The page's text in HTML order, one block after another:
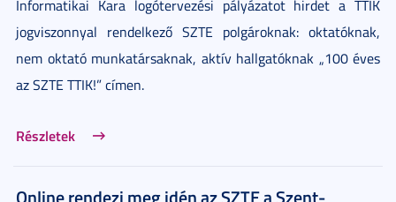
Informatikai Kara logótervezési pályázatot hirdet a TTIK
jogviszonnyal rendelkező SZTE polgároknak: oktatóknak,
nem oktató munkatársaknak, aktív hallgatóknak „100 éves
az SZTE TTIK!” címen.
Részletek
Online rendezi meg idén az SZTE a Szent-